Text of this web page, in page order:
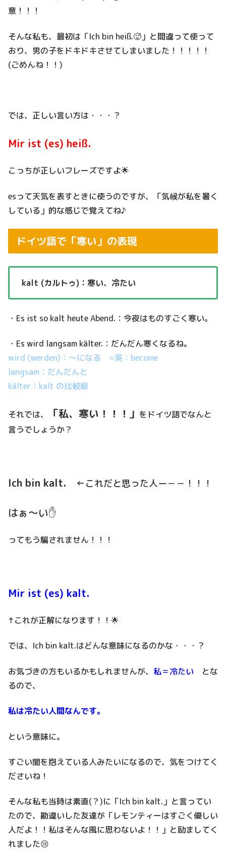
意！！！
そんな私も、最初は「Ich bin heiß.🥵」と間違って使って
おり、男の子をドキドキさせてしまいました！！！！！
(ごめんね！！)
では、正しい言い方は・・・？
Mir ist (es) heiß.
こっちが正しいフレーズですよ🌟
esって天気を表すときに使うのですが、「気候が私を暑く
している」的な感じで覚えてね♪
ドイツ語で「寒い」の表現
kalt (カルトゥ)：寒い、冷たい
・Es ist so kalt heute Abend.：今夜はものすごく寒い。
・Es wird langsam kälter.：だんだん寒くなるね。
wird (werden)：～になる =英：become
langsam：だんだんと
kälter：kalt の比較級
それでは、 「私、寒い！！！」 をドイツ語でなんと
言うでしょうか？
Ich bin kalt. ←これだと思った人ー－－！！！
はぁ～い✋
ってもう騙されません！！！
Mir ist (es) kalt.
↑これが正解になります！！🌟
では、Ich bin kalt.はどんな意味になるのかな・・・？
お気づきの方もいるかもしれませんが、 私＝冷たい とな
るので、
私は冷たい人間なんです。
という意味に。
すごい闇を抱えている人みたいになるので、気をつけてく
ださいね！
そんな私も当時は素直(？)に「Ich bin kalt.」と言ってい
たので、勘違いした友達が「レモンティーはすごく優しい
人だよ！！私はそんな風に思わないよ！！」と励ましてく
れました😢